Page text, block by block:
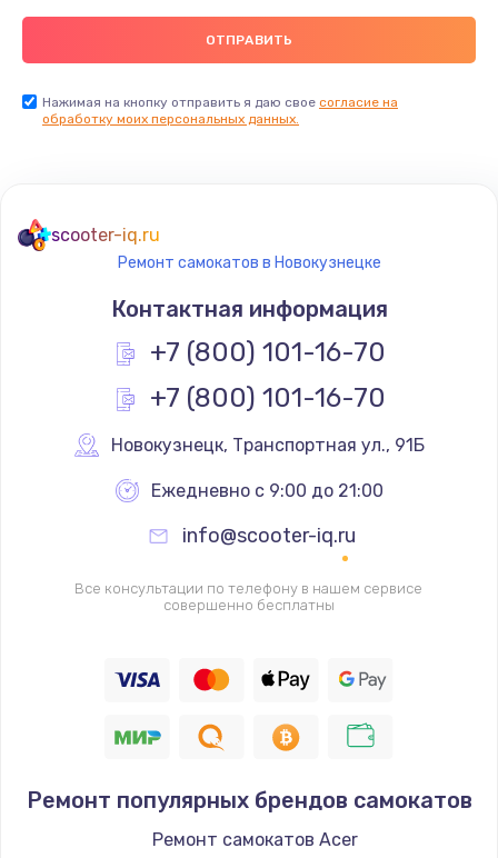
Заказать
Замена термостата
1200 руб.
Заказать
Замена реле
Замена термопредохранителя
700 руб.
Заказать
2500 руб.
1400 руб.
Заказать
Нажимая на кнопку отправить я даю свое согласие на
обработку моих персональных данных.
scooter-iq.ru
Ремонт самокатов в Новокузнецке
Контактная информация
+7 (800) 101-16-70
+7 (800) 101-16-70
Новокузнецк, Транспортная ул., 91Б
Ежедневно с 9:00 до 21:00
info@scooter-iq.ru
Все консультации по телефону в нашем сервисе
совершенно бесплатны
Ремонт популярных брендов самокатов
Ремонт самокатов Acer